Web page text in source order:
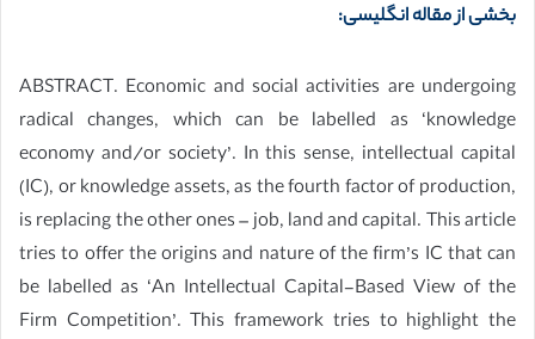
بخشی از مقاله انگلیسی:
ABSTRACT. Economic and social activities are undergoing
radical changes, which can be labelled as ‘knowledge
economy and/or society’. In this sense, intellectual capital
(IC), or knowledge assets, as the fourth factor of production,
is replacing the other ones – job, land and capital. This article
tries to offer the origins and nature of the firm’s IC that can
be labelled as ‘An Intellectual Capital-Based View of the
Firm Competition’. This framework tries to highlight the